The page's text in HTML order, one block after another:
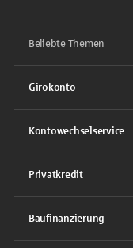
Beliebte Themen
Girokonto
Kontowechselservice
Privatkredit
Baufinanzierung